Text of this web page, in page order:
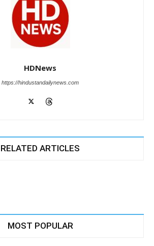
HDNews
https://hindustandailynews.com
RELATED ARTICLES
MOST POPULAR